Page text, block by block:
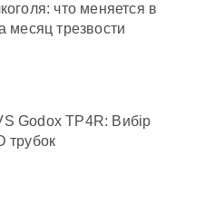
что меняется в
месяц трезвости
Godox TP4R: Вибір
трубок